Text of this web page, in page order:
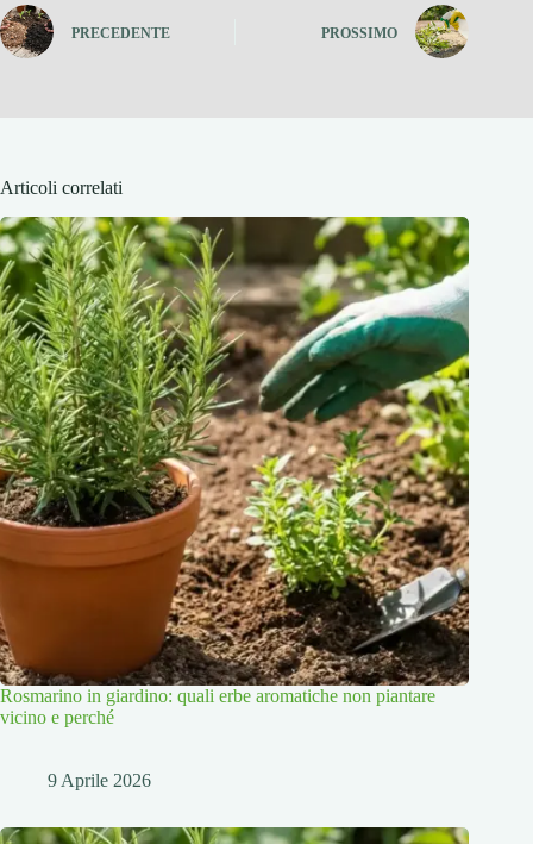
PRECEDENTE PROSSIMO
Articoli correlati
Rosmarino in giardino: quali erbe aromatiche non piantare
vicino e perché
9 Aprile 2026